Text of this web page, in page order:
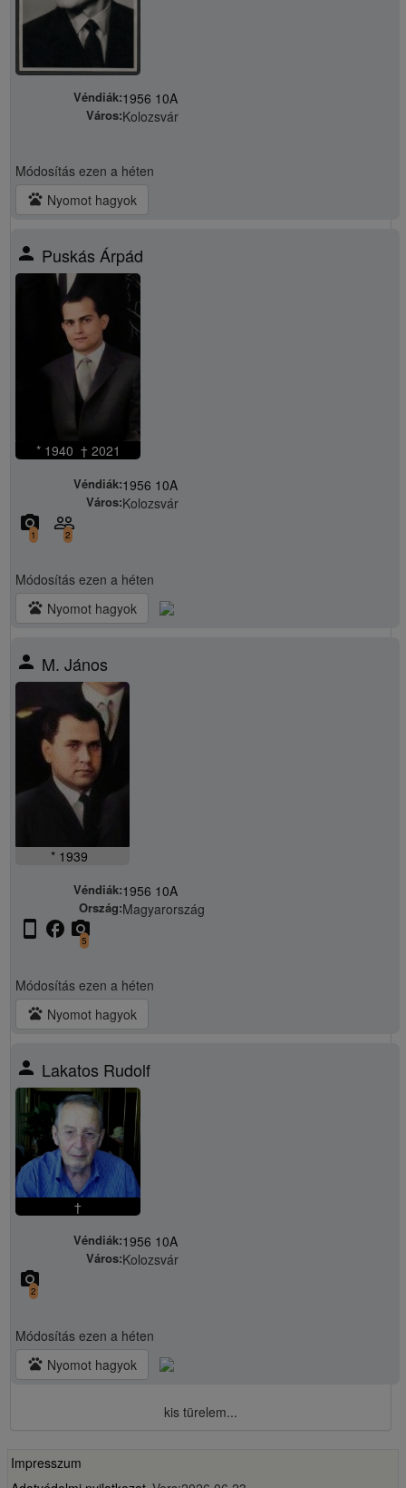
Véndiák:1956 10A
Város:Kolozsvár
Módosítás ezen a héten
pets Nyomot hagyok
person Puskás Árpád
* 1940 † 2021
Véndiák:1956 10A
Város:Kolozsvár
camera_alt
1
people_outline
2
Módosítás ezen a héten
pets Nyomot hagyok
person M. János
* 1939
Véndiák:1956 10A
Ország:Magyarország
stay_current_portrait facebook camera_alt
5
Módosítás ezen a héten
pets Nyomot hagyok
person Lakatos Rudolf
†
Véndiák:1956 10A
Város:Kolozsvár
camera_alt
2
Módosítás ezen a héten
pets Nyomot hagyok
kis türelem...
Impresszum